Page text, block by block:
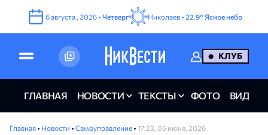
6августа , 2026 • Четверг Николаев • 22.9° Ясное небо
КЛУБ
ГЛАВНАЯ НОВОСТИ ТЕКСТЫ ФОТО ВИДЕО
Главная • Новости • Самоуправление • 17:23, 05 июня, 2026